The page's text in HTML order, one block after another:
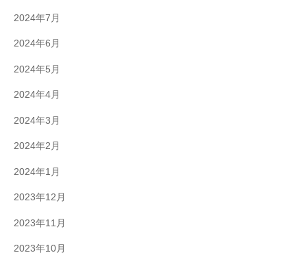
2024年7月
2024年6月
2024年5月
2024年4月
2024年3月
2024年2月
2024年1月
2023年12月
2023年11月
2023年10月